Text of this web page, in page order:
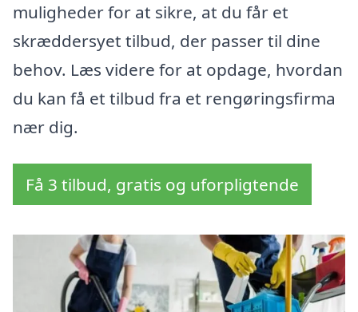
muligheder for at sikre, at du får et
skræddersyet tilbud, der passer til dine
behov. Læs videre for at opdage, hvordan
du kan få et tilbud fra et rengøringsfirma
nær dig.
Få 3 tilbud, gratis og uforpligtende